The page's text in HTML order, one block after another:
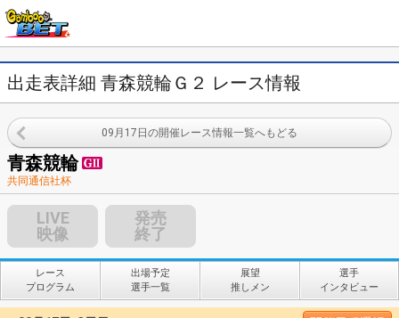
出走表詳細 青森競輪Ｇ２ レース情報
09月17日の開催レース情報一覧へもどる
青森競輪
共同通信社杯
LIVE
映像
発売
終了
レース
プログラム
出場予定
選手一覧
展望
推しメン
選手
インタビュー